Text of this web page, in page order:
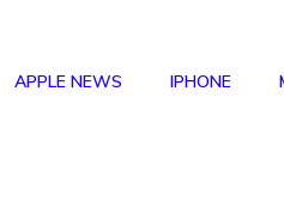
APPLE NEWS IPHONE